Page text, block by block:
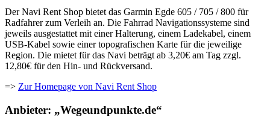
Der Navi Rent Shop bietet das Garmin Egde 605 / 705 / 800 für
Radfahrer zum Verleih an. Die Fahrrad Navigationssysteme sind
jeweils ausgestattet mit einer Halterung, einem Ladekabel, einem
USB-Kabel sowie einer topografischen Karte für die jeweilige
Region. Die mietet für das Navi beträgt ab 3,20€ am Tag zzgl.
12,80€ für den Hin- und Rückversand.
=> Zur Homepage von Navi Rent Shop
Anbieter: „Wegeundpunkte.de“